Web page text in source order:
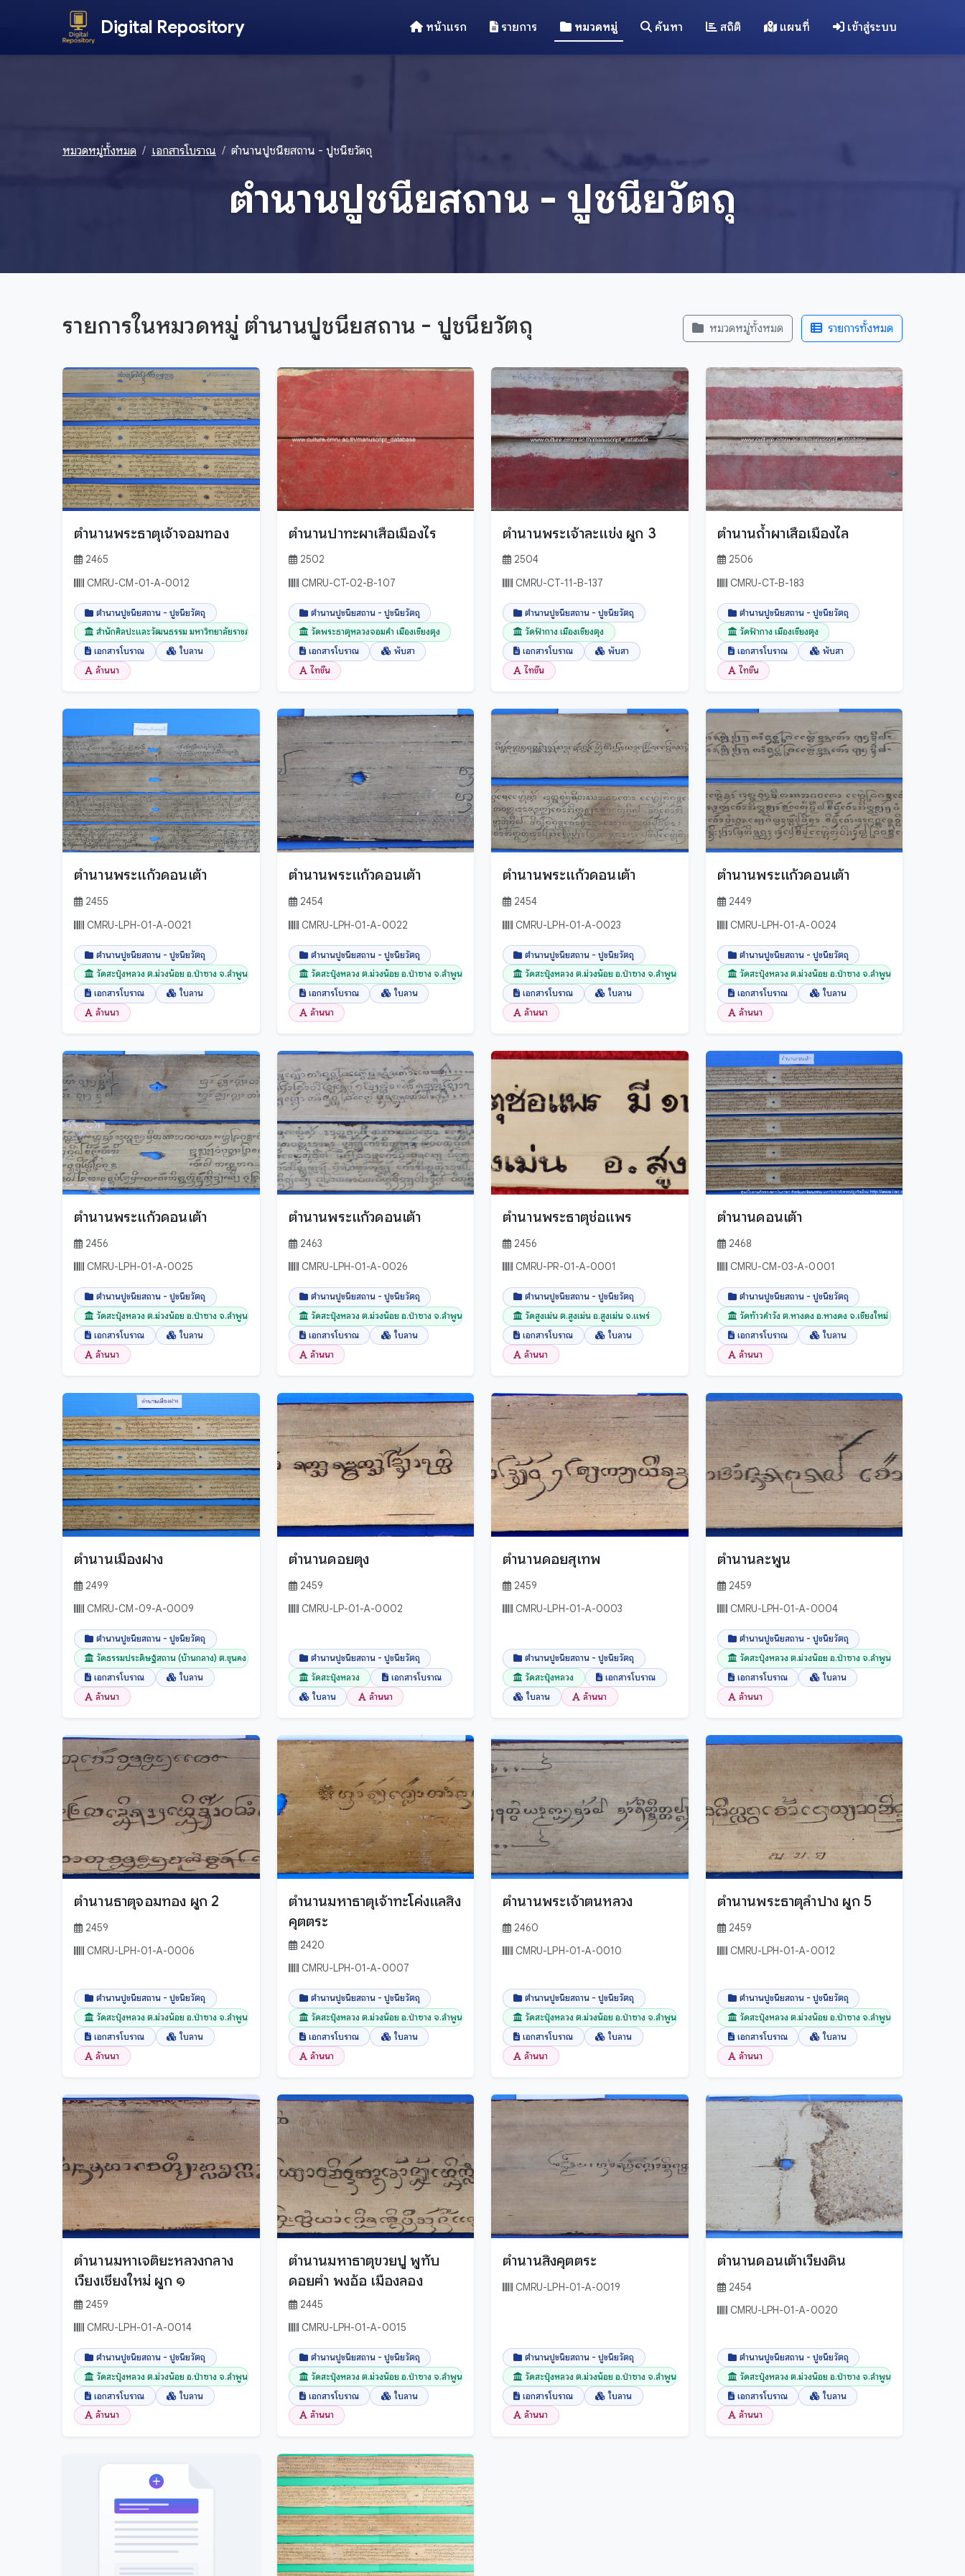
Digital Repository หน้าแรก รายการ หมวดหมู่ ค้นหา สถิติ แผนที่ เข้าสู่ระบบ
หมวดหมู่ทั้งหมด เอกสารโบราณ ตำนานปูชนียสถาน - ปูชนียวัตถุ
ตำนานปูชนียสถาน - ปูชนียวัตถุ
รายการในหมวดหมู่ ตำนานปูชนียสถาน - ปูชนียวัตถุ หมวดหมู่ทั้งหมด รายการทั้งหมด
ตำนานพระธาตุเจ้าจอมทอง
2465
CMRU-CM-01-A-0012
ตำนานปูชนียสถาน - ปูชนียวัตถุ
สำนักศิลปะและวัฒนธรรม มหาวิทยาลัยราชภัฏเชียงใ...
เอกสารโบราณ
ใบลาน
ล้านนา
ตำนานปาทะผาเสือเมืองไร
2502
CMRU-CT-02-B-107
ตำนานปูชนียสถาน - ปูชนียวัตถุ
วัดพระธาตุหลวงจอมคำ เมืองเชียงตุง
เอกสารโบราณ
พับสา
ไทขึน
ตำนานพระเจ้าละแข่ง ผูก 3
2504
CMRU-CT-11-B-137
ตำนานปูชนียสถาน - ปูชนียวัตถุ
วัดฟ้ากาง เมืองเชียงตุง
เอกสารโบราณ
พับสา
ไทขึน
ตำนานถ้ำผาเสือเมืองไล
2506
CMRU-CT-B-183
ตำนานปูชนียสถาน - ปูชนียวัตถุ
วัดฟ้ากาง เมืองเชียงตุง
เอกสารโบราณ
พับสา
ไทขึน
ตำนานพระแก้วดอนเต้า
2455
CMRU-LPH-01-A-0021
ตำนานปูชนียสถาน - ปูชนียวัตถุ
วัดสะปุ๋งหลวง ต.ม่วงน้อย อ.ป่าซาง จ.ลำพูน
เอกสารโบราณ
ใบลาน
ล้านนา
ตำนานพระแก้วดอนเต้า
2454
CMRU-LPH-01-A-0022
ตำนานปูชนียสถาน - ปูชนียวัตถุ
วัดสะปุ๋งหลวง ต.ม่วงน้อย อ.ป่าซาง จ.ลำพูน
เอกสารโบราณ
ใบลาน
ล้านนา
ตำนานพระแก้วดอนเต้า
2454
CMRU-LPH-01-A-0023
ตำนานปูชนียสถาน - ปูชนียวัตถุ
วัดสะปุ๋งหลวง ต.ม่วงน้อย อ.ป่าซาง จ.ลำพูน
เอกสารโบราณ
ใบลาน
ล้านนา
ตำนานพระแก้วดอนเต้า
2449
CMRU-LPH-01-A-0024
ตำนานปูชนียสถาน - ปูชนียวัตถุ
วัดสะปุ๋งหลวง ต.ม่วงน้อย อ.ป่าซาง จ.ลำพูน
เอกสารโบราณ
ใบลาน
ล้านนา
ตำนานพระแก้วดอนเต้า
2456
CMRU-LPH-01-A-0025
ตำนานปูชนียสถาน - ปูชนียวัตถุ
วัดสะปุ๋งหลวง ต.ม่วงน้อย อ.ป่าซาง จ.ลำพูน
เอกสารโบราณ
ใบลาน
ล้านนา
ตำนานพระแก้วดอนเต้า
2463
CMRU-LPH-01-A-0026
ตำนานปูชนียสถาน - ปูชนียวัตถุ
วัดสะปุ๋งหลวง ต.ม่วงน้อย อ.ป่าซาง จ.ลำพูน
เอกสารโบราณ
ใบลาน
ล้านนา
ตำนานพระธาตุช่อแพร
2456
CMRU-PR-01-A-0001
ตำนานปูชนียสถาน - ปูชนียวัตถุ
วัดสูงเม่น ต.สูงเม่น อ.สูงเม่น จ.แพร่
เอกสารโบราณ
ใบลาน
ล้านนา
ตำนานดอนเต้า
2468
CMRU-CM-03-A-0001
ตำนานปูชนียสถาน - ปูชนียวัตถุ
วัดท้าวคำวัง ต.หางดง อ.หางดง จ.เชียงใหม่
เอกสารโบราณ
ใบลาน
ล้านนา
ตำนานเมืองฝาง
2499
CMRU-CM-09-A-0009
ตำนานปูชนียสถาน - ปูชนียวัตถุ
วัดธรรมประดิษฐ์สถาน (บ้านกลาง) ต.ขุนคง อ.หางด...
เอกสารโบราณ
ใบลาน
ล้านนา
ตำนานดอยตุง
2459
CMRU-LP-01-A-0002
ตำนานปูชนียสถาน - ปูชนียวัตถุ
วัดสะปุ๋งหลวง
เอกสารโบราณ
ใบลาน
ล้านนา
ตำนานดอยสุเทพ
2459
CMRU-LPH-01-A-0003
ตำนานปูชนียสถาน - ปูชนียวัตถุ
วัดสะปุ๋งหลวง
เอกสารโบราณ
ใบลาน
ล้านนา
ตำนานละพูน
2459
CMRU-LPH-01-A-0004
ตำนานปูชนียสถาน - ปูชนียวัตถุ
วัดสะปุ๋งหลวง ต.ม่วงน้อย อ.ป่าซาง จ.ลำพูน
เอกสารโบราณ
ใบลาน
ล้านนา
ตำนานธาตุจอมทอง ผูก 2
2459
CMRU-LPH-01-A-0006
ตำนานปูชนียสถาน - ปูชนียวัตถุ
วัดสะปุ๋งหลวง ต.ม่วงน้อย อ.ป่าซาง จ.ลำพูน
เอกสารโบราณ
ใบลาน
ล้านนา
ตำนานมหาธาตุเจ้าทะโค่งแลสิง
คุตตระ
2420
CMRU-LPH-01-A-0007
ตำนานปูชนียสถาน - ปูชนียวัตถุ
วัดสะปุ๋งหลวง ต.ม่วงน้อย อ.ป่าซาง จ.ลำพูน
เอกสารโบราณ
ใบลาน
ล้านนา
ตำนานพระเจ้าตนหลวง
2460
CMRU-LPH-01-A-0010
ตำนานปูชนียสถาน - ปูชนียวัตถุ
วัดสะปุ๋งหลวง ต.ม่วงน้อย อ.ป่าซาง จ.ลำพูน
เอกสารโบราณ
ใบลาน
ล้านนา
ตำนานพระธาตุลำปาง ผูก 5
2459
CMRU-LPH-01-A-0012
ตำนานปูชนียสถาน - ปูชนียวัตถุ
วัดสะปุ๋งหลวง ต.ม่วงน้อย อ.ป่าซาง จ.ลำพูน
เอกสารโบราณ
ใบลาน
ล้านนา
ตำนานมหาเจติยะหลวงกลาง
เวียงเชียงใหม่ ผูก ๑
2459
CMRU-LPH-01-A-0014
ตำนานปูชนียสถาน - ปูชนียวัตถุ
วัดสะปุ๋งหลวง ต.ม่วงน้อย อ.ป่าซาง จ.ลำพูน
เอกสารโบราณ
ใบลาน
ล้านนา
ตำนานมหาธาตุขวยปู พูทับ
ดอยฅำ พงอ้อ เมืองลอง
2445
CMRU-LPH-01-A-0015
ตำนานปูชนียสถาน - ปูชนียวัตถุ
วัดสะปุ๋งหลวง ต.ม่วงน้อย อ.ป่าซาง จ.ลำพูน
เอกสารโบราณ
ใบลาน
ล้านนา
ตำนานสิงคุตตระ
CMRU-LPH-01-A-0019
ตำนานปูชนียสถาน - ปูชนียวัตถุ
วัดสะปุ๋งหลวง ต.ม่วงน้อย อ.ป่าซาง จ.ลำพูน
เอกสารโบราณ
ใบลาน
ล้านนา
ตำนานดอนเต้าเวียงดิน
2454
CMRU-LPH-01-A-0020
ตำนานปูชนียสถาน - ปูชนียวัตถุ
วัดสะปุ๋งหลวง ต.ม่วงน้อย อ.ป่าซาง จ.ลำพูน
เอกสารโบราณ
ใบลาน
ล้านนา